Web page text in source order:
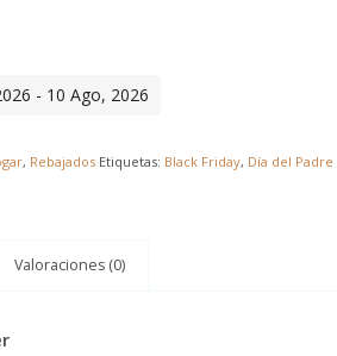
- 10 Ago, 2026
, Rebajados Etiquetas: Black Friday, Día del Padre
Valoraciones (0)